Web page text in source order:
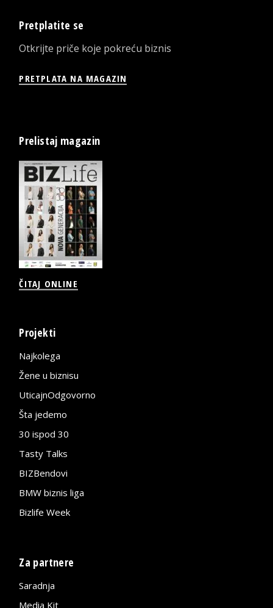
Pretplatite se
Otkrijte priče koje pokreću biznis
PRETPLATA NA MAGAZIN
Prelistaj magazin
ČITAJ ONLINE
Projekti
Najkolega
Žene u biznisu
UticajnOdgovorno
Šta jedemo
30 ispod 30
Tasty Talks
BIZBendovi
BMW biznis liga
Bizlife Week
Za partnere
Saradnja
Media Kit